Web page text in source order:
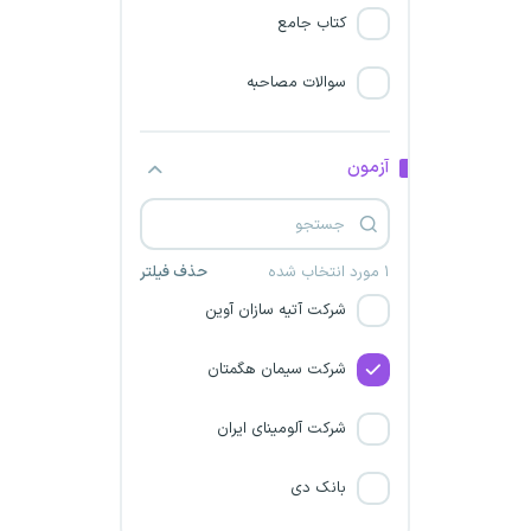
کتاب جامع
سوالات مصاحبه
آزمون
۱ مورد انتخاب شده حذف فیلتر
اجتماعی
شرکت پارس سویچ
مازندران
شرکت زغال سنگ پروده طبس
شرکت آتیه سازان آوین
شرکت سیمان هگمتان
شرکت آلومینای ایران
بانک دی